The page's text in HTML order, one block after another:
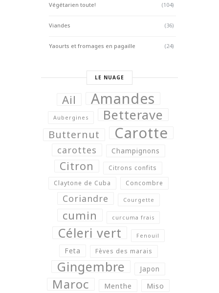
Végétarien toute! (104)
Viandes (36)
Yaourts et fromages en pagaille (24)
LE NUAGE
Ail Amandes
Aubergines Betterave
Butternut Carotte
carottes Champignons
Citron
Citrons confits
Claytone de Cuba
Concombre
Coriandre Courgette
cumin curcuma frais
Céleri vert Fenouil
Feta Fèves des marais
Gingembre Japon
Maroc Menthe Miso